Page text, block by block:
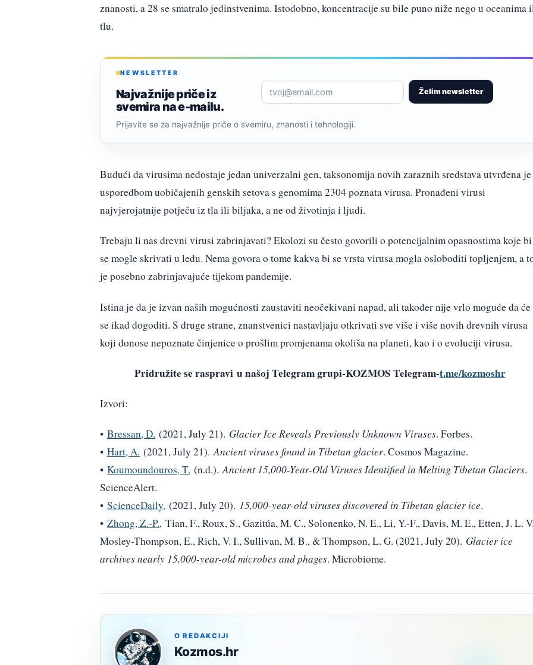
znanosti, a 28 se smatralo jedinstvenima. Istodobno, koncentracije su bile puno niže nego u oceanima
tlu.
NEWSLETTER
Najvažnije priče iz
svemira na e-mailu.
Želim newsletter
Prijavite se za najvažnije priče o svemiru, znanosti i tehnologiji.
Budući da virusima nedostaje jedan univerzalni gen, taksonomija novih zaraznih sredstava utvrđena je
usporedbom uobičajenih genskih setova s ​​genomima 2304 poznata virusa. Pronađeni virusi
najvjerojatnije potječu iz tla ili biljaka, a ne od životinja i ljudi.
Trebaju li nas drevni virusi zabrinjavati? Ekolozi su često govorili o potencijalnim opasnostima koje bi
se mogle skrivati ​​u ledu. Nema govora o tome kakva bi se vrsta virusa mogla osloboditi topljenjem, a
je posebno zabrinjavajuće tijekom pandemije.
Istina je da je izvan naših mogućnosti zaustaviti neočekivani napad, ali također nije vrlo moguće da će
se ikad dogoditi. S druge strane, znanstvenici nastavljaju otkrivati ​​sve više i više novih drevnih virusa
koji donose nepoznate činjenice o prošlim promjenama okoliša na planeti, kao i o evoluciji virusa.
Pridružite se raspravi u našoj Telegram grupi-KOZMOS Telegram-t.me/kozmoshr
Izvori:
• Bressan, D. (2021, July 21). Glacier Ice Reveals Previously Unknown Viruses. Forbes.
• Hart, A. (2021, July 21).Ancient viruses found in Tibetan glacier. Cosmos Magazine.
• Koumoundouros, T. (n.d.).Ancient 15,000-Year-Old Viruses Identified in Melting Tibetan Glaciers.
ScienceAlert.
• ScienceDaily. (2021, July 20). 15,000-year-old viruses discovered in Tibetan glacier ice.
• Zhong, Z.-P., Tian, F., Roux, S., Gazitúa, M. C., Solonenko, N. E., Li, Y.-F., Davis, M. E., Etten, J. L.
Mosley-Thompson, E., Rich, V. I., Sullivan, M. B., & Thompson, L. G. (2021, July 20). Glacier ice
archives nearly 15,000-year-old microbes and phages. Microbiome.
O REDAKCIJI
Kozmos.hr